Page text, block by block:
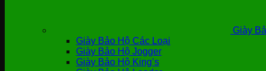
Giày
Giày Bảo Hộ Các Loại
Giày Bảo Hộ Jogger
Giày Bảo Hộ King’s